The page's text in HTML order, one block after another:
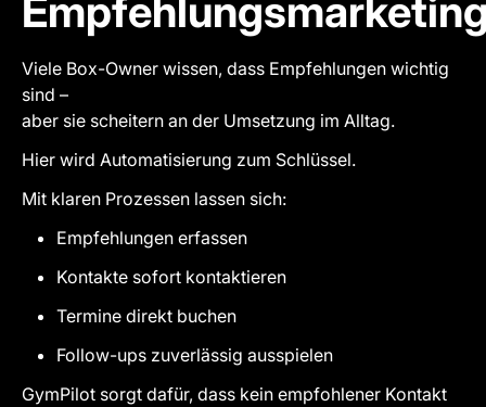
Viele Box-Owner wissen, dass Empfehlungen wichtig
sind –
aber sie scheitern an der Umsetzung im Alltag.
Hier wird Automatisierung zum Schlüssel.
Mit klaren Prozessen lassen sich:
Empfehlungen erfassen
Kontakte sofort kontaktieren
Termine direkt buchen
Follow-ups zuverlässig ausspielen
GymPilot sorgt dafür, dass kein empfohlener Kontakt